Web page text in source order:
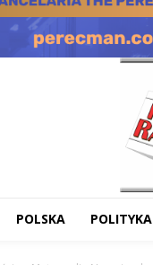
POLSKA POLITYKA